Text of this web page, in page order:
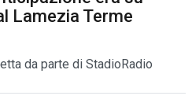
Lamezia Terme
da parte di StadioRadio